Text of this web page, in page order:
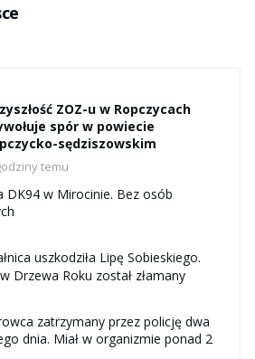
ZOZ-u w Ropczycach
spór w powiecie
sędziszowskim
temu
DK94 w Mirocinie. Bez osób
uszkodziła Lipę Sobieskiego.
Drzewa Roku został złamany
zatrzymany przez policję dwa
dnia. Miał w organizmie ponad 2